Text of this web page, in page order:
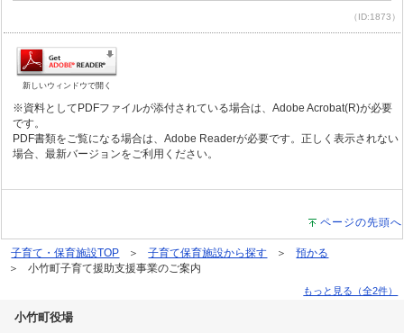
（ID:1873）
新しいウィンドウで開く
※資料としてPDFファイルが添付されている場合は、Adobe Acrobat(R)が必要
です。
PDF書類をご覧になる場合は、Adobe Readerが必要です。正しく表示されない
場合、最新バージョンをご利用ください。
ページの先頭へ
子育て・保育施設TOP 子育て保育施設から探す
預かる
小竹町子育て援助支援事業のご案内
もっと見る（全2件）
小竹町役場